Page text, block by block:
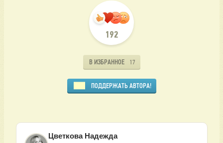
192
В ИЗБРАННОЕ 17
ПОДДЕРЖАТЬ АВТОРА!
Цветкова Надежда